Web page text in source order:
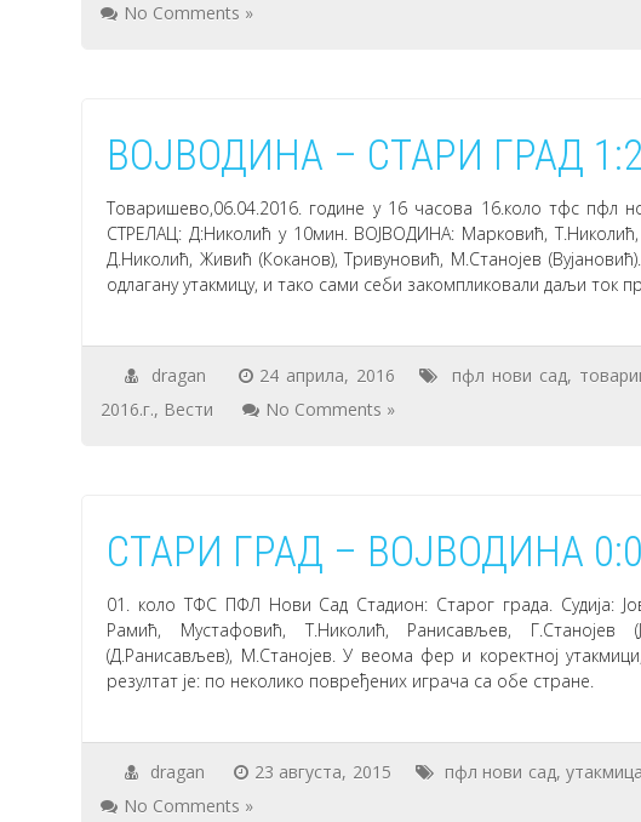
No Comments »
ВОЈВОДИНА – СТАРИ ГРАД 1:2
Товаришево,06.04.2016. године у 16 часова 16.коло тфс пфл
СТРЕЛАЦ: Д:Николић у 10мин. ВОЈВОДИНА: Марковић,
Д.Николић, Живић (Коканов), Тривуновић, М.Станојев
одлагану утакмицу, и тако сами себи закомпликовали даљи ток
dragan 24 априла, 2016 пфл нови сад,
2016.г., Вести No Comments »
СТАРИ ГРАД – ВОЈВОДИНА 0:0
01. коло ТФС ПФЛ Нови Сад Стадион: Старог града. Судија:
Рамић, Мустафовић, Т.Николић, Ранисављев, Г.Станојев
(Д.Ранисављев), М.Станојев. У веома фер и коректној
резултат је: по неколико повређених играча са обе стране.
dragan 23 августа, 2015 пфл нови сад,утакмица
No Comments »